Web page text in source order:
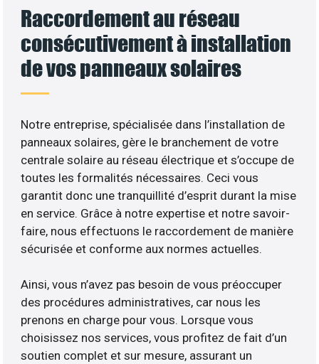
Raccordement au réseau
consécutivement à installation
de vos panneaux solaires
Notre entreprise, spécialisée dans l’installation de
panneaux solaires, gère le branchement de votre
centrale solaire au réseau électrique et s’occupe de
toutes les formalités nécessaires. Ceci vous
garantit donc une tranquillité d’esprit durant la mise
en service. Grâce à notre expertise et notre savoir-
faire, nous effectuons le raccordement de manière
sécurisée et conforme aux normes actuelles.
Ainsi, vous n’avez pas besoin de vous préoccuper
des procédures administratives, car nous les
prenons en charge pour vous. Lorsque vous
choisissez nos services, vous profitez de fait d’un
soutien complet et sur mesure, assurant un